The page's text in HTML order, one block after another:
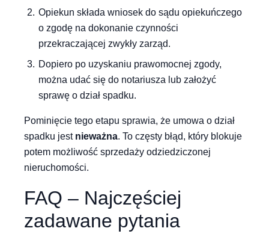
Opiekun składa wniosek do sądu opiekuńczego
o zgodę na dokonanie czynności
przekraczającej zwykły zarząd.
Dopiero po uzyskaniu prawomocnej zgody,
można udać się do notariusza lub założyć
sprawę o dział spadku.
Pominięcie tego etapu sprawia, że umowa o dział
spadku jest nieważna. To częsty błąd, który blokuje
potem możliwość sprzedaży odziedziczonej
nieruchomości.
FAQ – Najczęściej
zadawane pytania